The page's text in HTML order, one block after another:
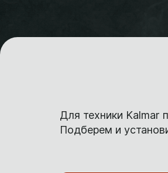
Для техники Kalmar
Подберем и